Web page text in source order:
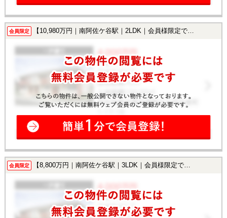
会員限定 【10,980万円｜南阿佐ケ谷駅｜2LDK｜会員様限定で公開中！】
会員限定 【8,800万円｜南阿佐ケ谷駅｜3LDK｜会員様限定で公開中！】